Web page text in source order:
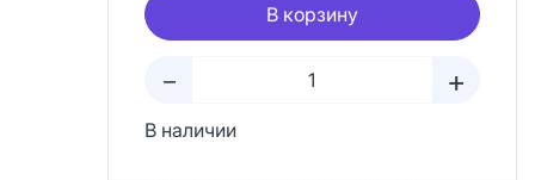
В корзину
– +
В наличии